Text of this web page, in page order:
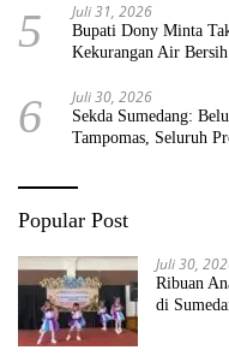
5 Juli 31, 2026
Bupati Dony Minta
Kekurangan Air
6 Juli 30, 2026
Sekda Sumedang:
Tampomas, Seluruh
Popular Post
Juli 30,
Ribuan
di